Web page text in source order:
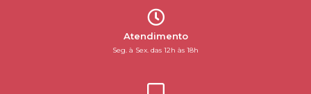
Atendimento
Seg. à Sex. das 12h às 18h